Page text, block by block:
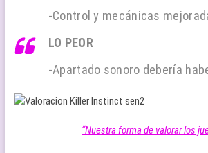
-Control y mecánicas
LO PEOR
-Apartado sonoro debería
“Nuestra forma de valorar los